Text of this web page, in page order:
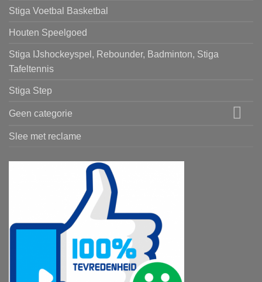
Stiga Voetbal Basketbal
Houten Speelgoed
Stiga IJshockeyspel, Rebounder, Badminton, Stiga
Tafeltennis
Stiga Step
Geen categorie
Slee met reclame